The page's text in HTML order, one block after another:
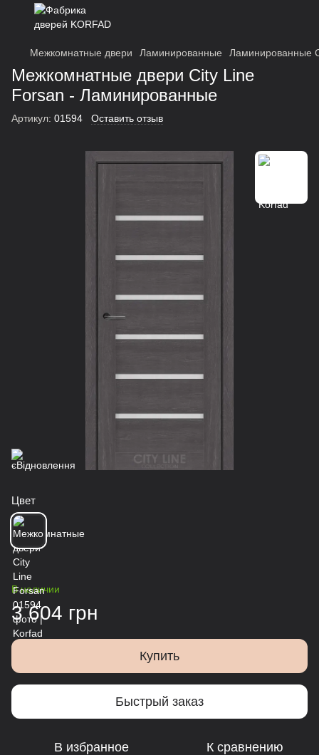
Межкомнатные двери Ламинированные Ламинированные
Межкомнатные двери City Line
Forsan - Ламинированные
Артикул: 01594 Оставить отзыв
Цвет
В наличии
3 604 грн
Купить
Быстрый заказ
В избранное К сравнению